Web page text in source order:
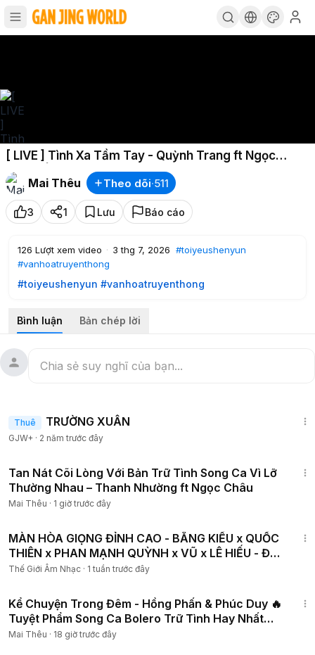
[ LIVE ] Tình Xa Tầm Tay - Quỳnh Trang ft Ngọc
Phụng | Sáng Tác: Ngọc Phụng
Mai Thêu
Theo dõi·511
3 1 Lưu Báo cáo
126 Lượt xem video · 3 thg 7, 2026 #toiyeushenyun
#vanhoatruyenthong
#toiyeushenyun #vanhoatruyenthong
Bình luận Bản chép lời
Thuê TRƯỜNG XUÂN
GJW+ · 2 năm trước đây
Tan Nát Cõi Lòng Với Bản Trữ Tình Song Ca Vì Lỡ
Thường Nhau – Thanh Nhường ft Ngọc Châu
Mai Thêu · 1 giờ trước đây
MÀN HÒA GIỌNG ĐỈNH CAO - BẰNG KIỀU x QUỐC
THIÊN x PHAN MẠNH QUỲNH x VŨ x LÊ HIẾU - ĐÀ
LẠT HOÀNG HÔN
Thế Giới Âm Nhạc · 1 tuần trước đây
Kể Chuyện Trong Đêm - Hồng Phấn & Phúc Duy 🔥
Tuyệt Phẩm Song Ca Bolero Trữ Tình Hay Nhất
2026
Mai Thêu · 18 giờ trước đây